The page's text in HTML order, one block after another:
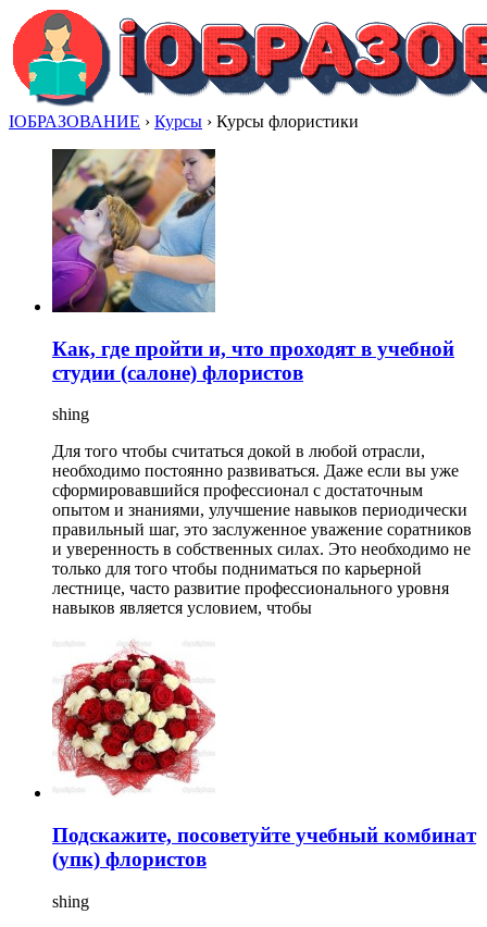
IОБРАЗОВАНИЕ › Курсы › Курсы флористики
Как, где пройти и, что проходят в учебной
студии (салоне) флористов
shing
Для того чтобы считаться докой в любой отрасли,
необходимо постоянно развиваться. Даже если вы уже
сформировавшийся профессионал с достаточным
опытом и знаниями, улучшение навыков периодически
правильный шаг, это заслуженное уважение соратников
и уверенность в собственных силах. Это необходимо не
только для того чтобы подниматься по карьерной
лестнице, часто развитие профессионального уровня
навыков является условием, чтобы
Подскажите, посоветуйте учебный комбинат
(упк) флористов
shing